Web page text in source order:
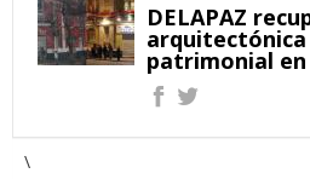
DELAPAZ
patrimonial
\